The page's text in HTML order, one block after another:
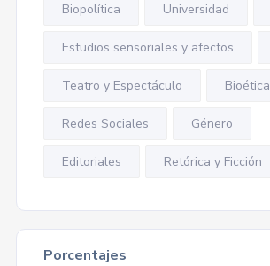
Biopolítica Universidad
Estudios sensoriales y afectos
Teatro y Espectáculo Bioética
Redes Sociales Género
Editoriales Retórica y Ficción
Porcentajes